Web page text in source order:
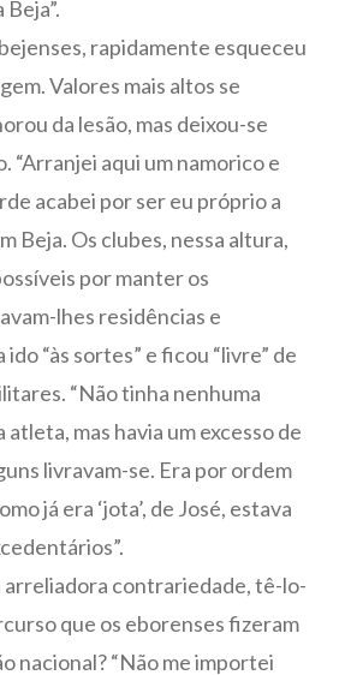
rapidamente esqueceu
Valores mais altos se
da lesão, mas deixou-se
“Arranjei aqui um namorico e
acabei por ser eu próprio a
Beja. Os clubes, nessa altura,
por manter os
lhes residências e
“às sortes” e ficou “livre” de
“Não tinha nenhuma
mas havia um excesso de
livravam-se. Era por ordem
já era ‘jota’, de José, estava
arreliadora contrariedade, tê-lo-
que os eborenses fizeram
nacional? “Não me importei